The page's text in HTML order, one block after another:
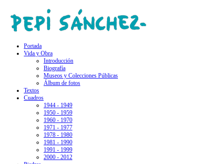
Portada
Vida y Obra
Introducción
Biografía
Museos y Colecciones Públicas
Álbum de fotos
Textos
Cuadros
1944 - 1949
1950 - 1959
1960 - 1970
1971 - 1977
1978 - 1980
1981 - 1990
1991 - 1999
2000 - 2012